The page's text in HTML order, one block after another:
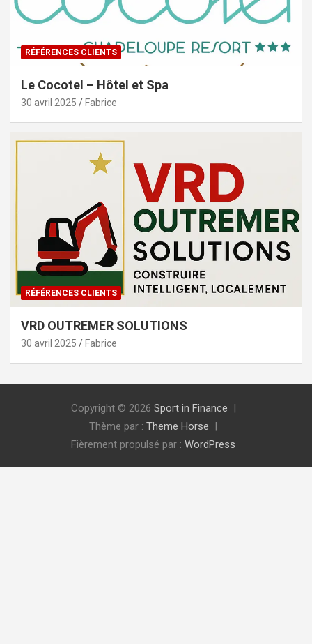
RÉFÉRENCES CLIENTS
Le Cocotel – Hôtel et Spa
30 avril 2025 Fabrice
RÉFÉRENCES CLIENTS
VRD OUTREMER SOLUTIONS
30 avril 2025 Fabrice
Copyright © 2026 Sport in Finance
Thème par : Theme Horse
Fièrement propulsé par : WordPress